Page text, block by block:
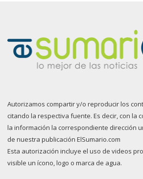
Autorizamos compartir y/o reproducir los
citando la respectiva fuente. Es decir, con la
la información la correspondiente dirección
de nuestra publicación ElSumario.com
Esta autorización incluye el uso de videos
visible un ícono, logo o marca de agua.